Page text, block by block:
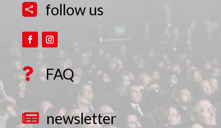
 follow us
 FAQ
 newsletter